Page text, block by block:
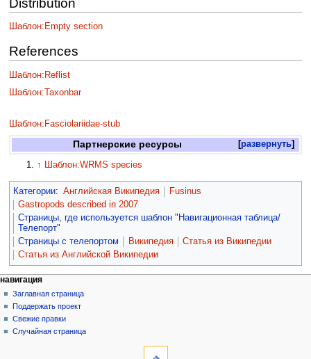
Distribution
Шаблон:Empty section
References
Шаблон:Reflist
Шаблон:Taxonbar
Шаблон:Fasciolariidae-stub
развернуть
Партнерские ресурсы
↑ Шаблон:WRMS species
Категории: Английская Википедия
Fusinus
Gastropods described in 2007
Страницы, где используется шаблон "Навигационная таблица/
Телепорт"
Страницы с телепортом
Википедия
Статья из Википедии
Статья из Английской Википедии
навигация
Заглавная страница
Поддержать проект
Свежие правки
Случайная страница